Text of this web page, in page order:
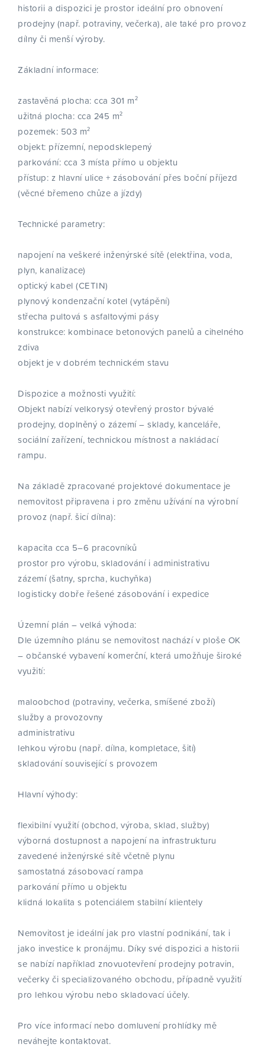
historii a dispozici je prostor ideální pro obnovení
prodejny (např. potraviny, večerka), ale také pro provoz
dílny či menší výroby.
Základní informace:
zastavěná plocha: cca 301 m²
užitná plocha: cca 245 m²
pozemek: 503 m²
objekt: přízemní, nepodsklepený
parkování: cca 3 místa přímo u objektu
přístup: z hlavní ulice + zásobování přes boční příjezd
(věcné břemeno chůze a jízdy)
Technické parametry:
napojení na veškeré inženýrské sítě (elektřina, voda,
plyn, kanalizace)
optický kabel (CETIN)
plynový kondenzační kotel (vytápění)
střecha pultová s asfaltovými pásy
konstrukce: kombinace betonových panelů a cihelného
zdiva
objekt je v dobrém technickém stavu
Dispozice a možnosti využití:
Objekt nabízí velkorysý otevřený prostor bývalé
prodejny, doplněný o zázemí – sklady, kanceláře,
sociální zařízení, technickou místnost a nakládací
rampu.
Na základě zpracované projektové dokumentace je
nemovitost připravena i pro změnu užívání na výrobní
provoz (např. šicí dílna):
kapacita cca 5–6 pracovníků
prostor pro výrobu, skladování i administrativu
zázemí (šatny, sprcha, kuchyňka)
logisticky dobře řešené zásobování i expedice
Územní plán – velká výhoda:
Dle územního plánu se nemovitost nachází v ploše OK
– občanské vybavení komerční, která umožňuje široké
využití:
maloobchod (potraviny, večerka, smíšené zboží)
služby a provozovny
administrativu
lehkou výrobu (např. dílna, kompletace, šití)
skladování související s provozem
Hlavní výhody:
flexibilní využití (obchod, výroba, sklad, služby)
výborná dostupnost a napojení na infrastrukturu
zavedené inženýrské sítě včetně plynu
samostatná zásobovací rampa
parkování přímo u objektu
klidná lokalita s potenciálem stabilní klientely
Nemovitost je ideální jak pro vlastní podnikání, tak i
jako investice k pronájmu. Díky své dispozici a historii
se nabízí například znovuotevření prodejny potravin,
večerky či specializovaného obchodu, případně využití
pro lehkou výrobu nebo skladovací účely.
Pro více informací nebo domluvení prohlídky mě
neváhejte kontaktovat.